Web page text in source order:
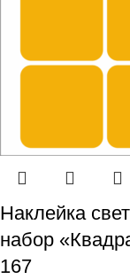
Наклейка
набор
167